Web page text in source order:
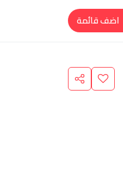
اضف قائمة